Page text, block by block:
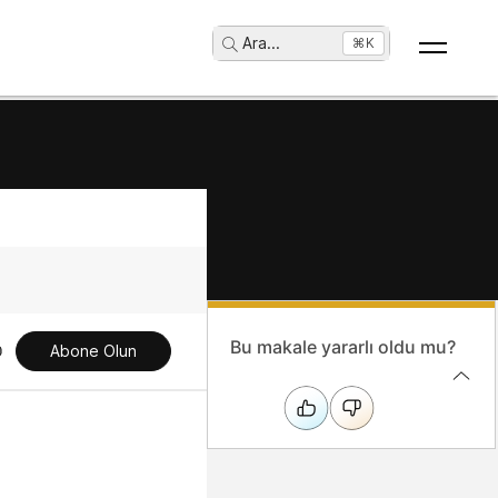
Ara... ⌘K
Abone Olun Bu makale yararlı oldu mu?